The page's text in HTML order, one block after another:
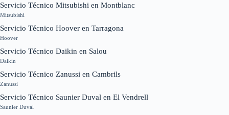
Servicio Técnico Mitsubishi en Montblanc
Mitsubishi
Servicio Técnico Hoover en Tarragona
Hoover
Servicio Técnico Daikin en Salou
Daikin
Servicio Técnico Zanussi en Cambrils
Zanussi
Servicio Técnico Saunier Duval en El Vendrell
Saunier Duval